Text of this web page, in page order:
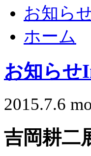
お知ら
ホーム
お知らせ
2015.7.6
吉岡耕二